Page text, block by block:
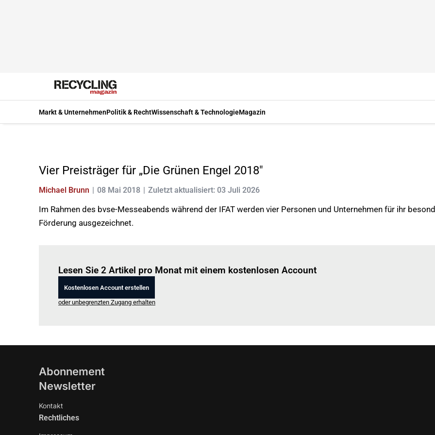
Markt & UnternehmenPolitik & RechtWissenschaft & TechnologieMagazin
Vier Preisträger für „Die Grünen Engel 2018"
Michael Brunn 08 Mai 2018 Zuletzt aktualisiert: 03 Juli 2026
Im Rahmen des bvse-Messeabends während der IFAT werden vier Personen und Unternehmen für ihr
Förderung ausgezeichnet.
Lesen Sie 2 Artikel pro Monat mit einem kostenlosen Account
Kostenlosen Account erstellen
oder unbegrenzten Zugang erhalten
Abonnement
Newsletter
Kontakt
Rechtliches